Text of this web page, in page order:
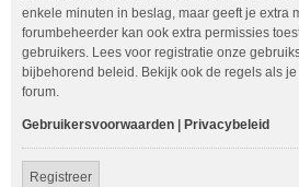
enkele minuten in beslag, maar geeft je extra
forumbeheerder kan ook extra permissies
gebruikers. Lees voor registratie onze
bijbehorend beleid. Bekijk ook de regels als
forum.
Gebruikersvoorwaarden Privacybeleid
Registreer